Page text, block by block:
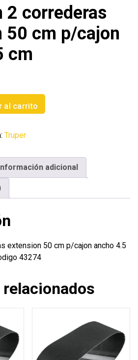
2 correderas
50 cm p/cajon
cm
al carrito
Truper
adicional
extension 50 cm p/cajon ancho 4.5
43274